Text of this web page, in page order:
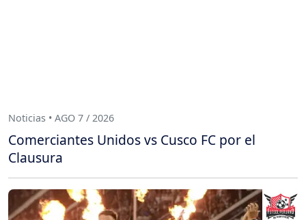
Noticias • AGO 7 / 2026
Comerciantes Unidos vs Cusco FC por el
Clausura